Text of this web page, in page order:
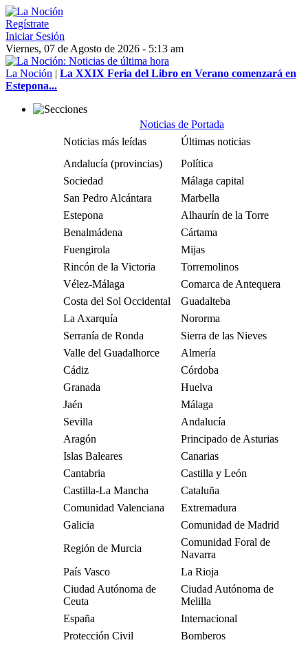
Regístrate
Iniciar Sesión
Viernes, 07 de Agosto de 2026 - 5:13 am
La Noción | La XXIX Feria del Libro en Verano comenzará en
Estepona...
Noticias de Portada
Noticias más leídas
Últimas noticias
Andalucía (provincias)
Política
Sociedad
Málaga capital
San Pedro Alcántara
Marbella
Estepona
Alhaurín de la Torre
Benalmádena
Cártama
Fuengirola
Mijas
Rincón de la Victoria
Torremolinos
Vélez-Málaga
Comarca de Antequera
Costa del Sol Occidental
Guadalteba
La Axarquía
Nororma
Serranía de Ronda
Sierra de las Nieves
Valle del Guadalhorce
Almería
Cádiz
Córdoba
Granada
Huelva
Jaén
Málaga
Sevilla
Andalucía
Aragón
Principado de Asturias
Islas Baleares
Canarias
Cantabria
Castilla y León
Castilla-La Mancha
Cataluña
Comunidad Valenciana
Extremadura
Galicia
Comunidad de Madrid
Región de Murcia
Comunidad Foral de
Navarra
País Vasco
La Rioja
Ciudad Autónoma de
Ceuta
Ciudad Autónoma de
Melilla
España
Internacional
Protección Civil
Bomberos